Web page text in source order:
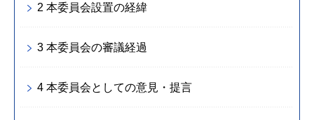
2 本委員会設置の経緯
3 本委員会の審議経過
4 本委員会としての意見・提言